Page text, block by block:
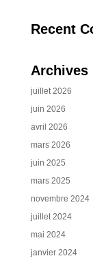
Recent
Archives
juillet 2026
juin 2026
avril 2026
mars 2026
juin 2025
mars 2025
novembre 2024
juillet 2024
mai 2024
janvier 2024